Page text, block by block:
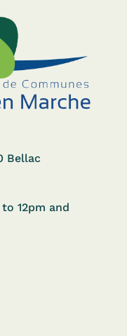
Bellac
12pm and